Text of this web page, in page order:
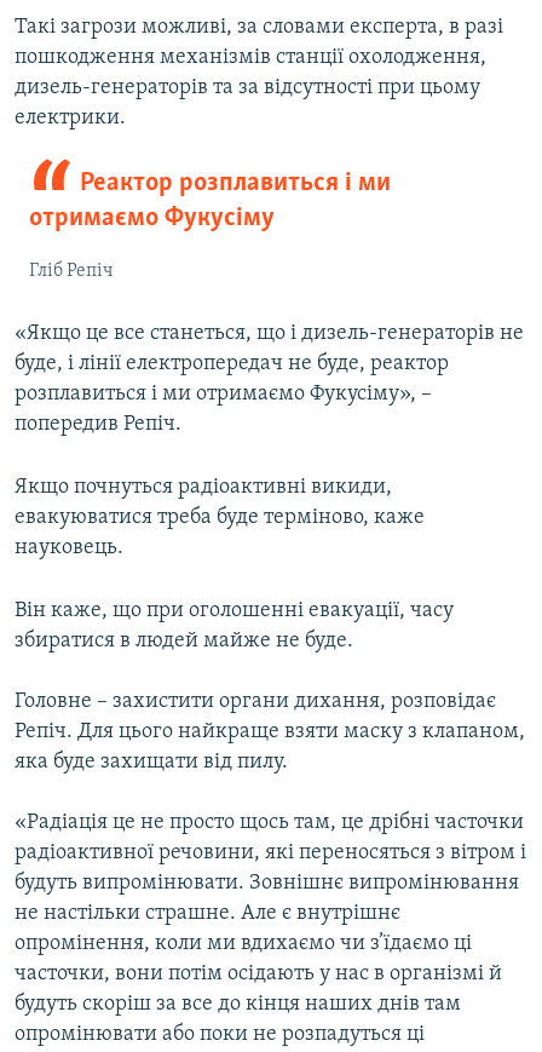
Такі загрози можливі, за словами експерта, в разі
пошкодження механізмів станції охолодження,
дизель-генераторів та за відсутності при цьому
електрики.
Реактор розплавиться і ми
отримаємо Фукусіму
Гліб Репіч
«Якщо це все станеться, що і дизель-генераторів не
буде, і лінії електропередач не буде, реактор
розплавиться і ми отримаємо Фукусіму», –
попередив Репіч.
Якщо почнуться радіоактивні викиди,
евакуюватися треба буде терміново, каже
науковець.
Він каже, що при оголошенні евакуації, часу
збиратися в людей майже не буде.
Головне – захистити органи дихання, розповідає
Репіч. Для цього найкраще взяти маску з клапаном,
яка буде захищати від пилу.
«Радіація це не просто щось там, це дрібні часточки
радіоактивної речовини, які переносяться з вітром і
будуть випромінювати. Зовнішнє випромінювання
не настільки страшне. Але є внутрішнє
опромінення, коли ми вдихаємо чи з’їдаємо ці
часточки, вони потім осідають у нас в організмі й
будуть скоріш за все до кінця наших днів там
опромінювати або поки не розпадуться ці